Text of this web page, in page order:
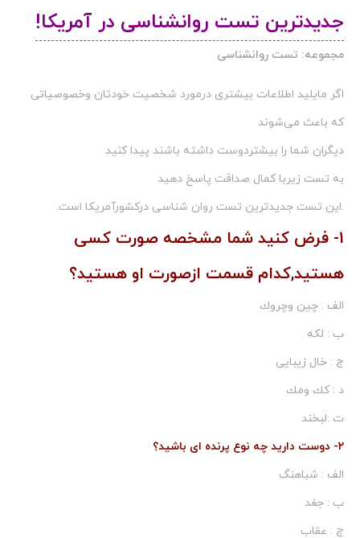
جدیدترین تست روانشناسی در آمریکا!
مجموعه: تست روانشناسی
اگر مایلید اطلاعات بیشتری درمورد شخصیت خودتان وخصوصیاتی
كه باعث می‌شوند
دیگران شما را بیشتردوست داشته باشند پیدا كنید
به تست زیربا كمال صداقت پاسخ دهید
.این تست جدیدترین تست روان شناسی دركشورآمریكا است.
1- فرض كنید شما مشخصه صورت كسی
هستید,كدام قسمت ازصورت او هستید؟
الف : چین وچروك
ب : لكه
ج : خال زیبایی
د : كك ومك
ت :لبخند
2- دوست دارید چه نوع پرنده ای باشید؟
الف : شباهنگ
ب : جغد
ج : عقاب